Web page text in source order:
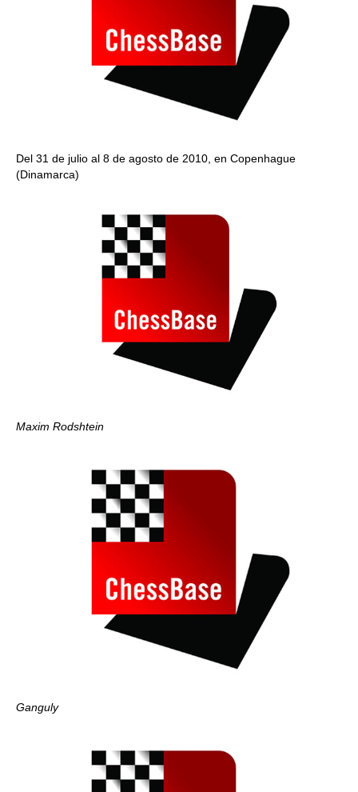
Del 31 de julio al 8 de agosto de 2010, en Copenhague
(Dinamarca)
Maxim Rodshtein
Ganguly